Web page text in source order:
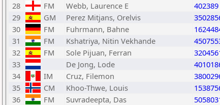
28
FM Webb, Laurence E 402389
29
GM Perez Mitjans, Orelvis
30
FM Fuhrmann, Bahne
31
FM Kshatriya, Nitin Vekhande
32
FM Sole Pijuan, Ferran
33
De Jong, Lode
34
IM Cruz, Filemon
35
CM Khoo-Thwe, Louis
36
FM Suvradeepta, Das